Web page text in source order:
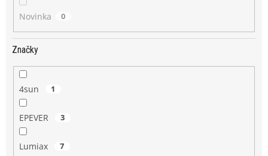
Novinka 0
Značky
4sun 1
EPEVER 3
Lumiax 7